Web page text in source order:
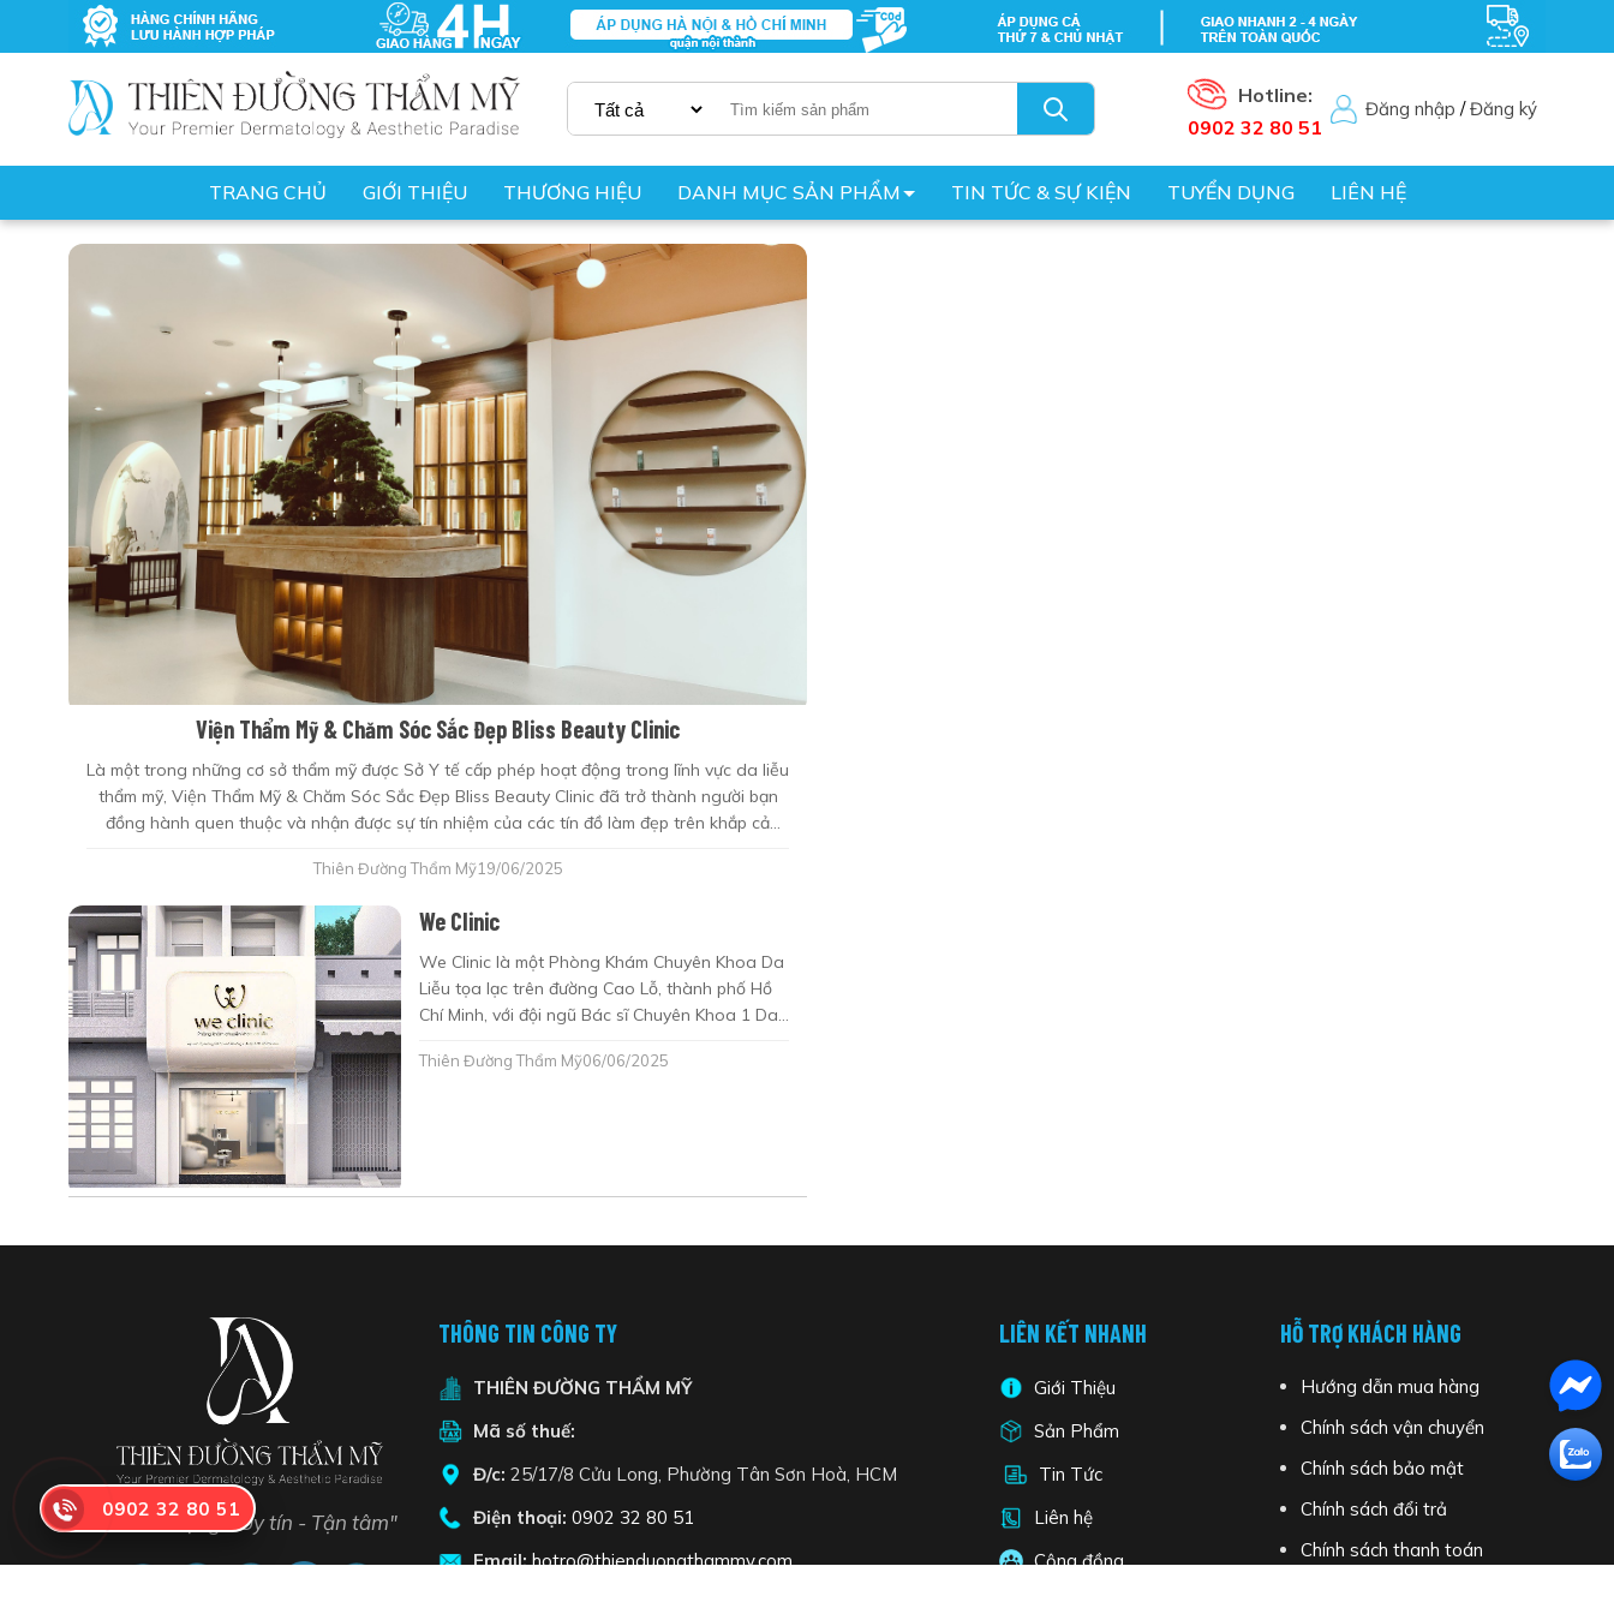
Hotline:
0902 32 80 51
Đăng nhập /Đăng ký
TRANG CHỦ GIỚI THIỆU THƯƠNG HIỆU DANH MỤC SẢN PHẨM TIN TỨC & SỰ KIỆN TUYỂN DỤNG LIÊN HỆ
Viện Thẩm Mỹ & Chăm Sóc Sắc Đẹp Bliss Beauty Clinic
Là một trong những cơ sở thẩm mỹ được Sở Y tế cấp phép hoạt động trong lĩnh vực da liễu
thẩm mỹ, Viện Thẩm Mỹ & Chăm Sóc Sắc Đẹp Bliss Beauty Clinic đã trở thành người bạn
đồng hành quen thuộc và nhận được sự tín nhiệm của các tín đồ làm đẹp trên khắp cả
Thiên Đường Thẩm Mỹ19/06/2025
We Clinic
We Clinic là một Phòng Khám Chuyên Khoa Da
Liễu tọa lạc trên đường Cao Lỗ, thành phố Hồ
Chí Minh, với đội ngũ Bác sĩ Chuyên Khoa 1 Da
sáng lập nên We Clinic.
Thiên Đường Thẩm Mỹ06/06/2025
0902 32 80 51
"Chất lượng - Uy tín - Tận tâm"
THÔNG TIN CÔNG TY
THIÊN ĐƯỜNG THẨM MỸ
Mã số thuế:
Đ/c: 25/17/8 Cửu Long, Phường Tân Sơn Hoà, HCM
Điện thoại: 0902 32 80 51
Email:hotro@thienduongthammy.com
LIÊN KẾT NHANH
Giới Thiệu
Sản Phẩm
Tin Tức
Liên hệ
Cộng đồng
HỖ TRỢ KHÁCH HÀNG
Hướng dẫn mua hàng
Chính sách vận chuyển
Chính sách bảo mật
Chính sách đổi trả
Chính sách thanh toán